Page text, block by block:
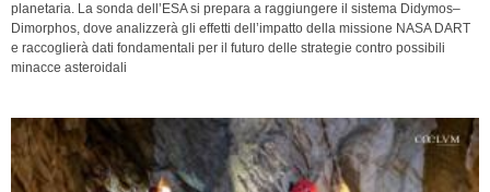
planetaria. La sonda dell’ESA si prepara a raggiungere il sistema Didymos–
Dimorphos, dove analizzerà gli effetti dell’impatto della missione NASA DART
e raccoglierà dati fondamentali per il futuro delle strategie contro possibili
minacce asteroidali